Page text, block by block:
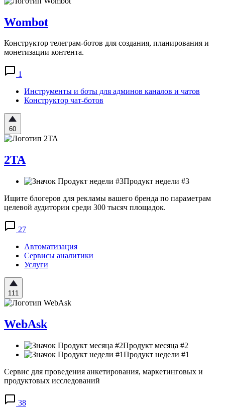
Wombot
Конструктор телеграм-ботов для создания, планирования и
монетизации контента.
1
Инструменты и боты для админов каналов и чатов
Конструктор чат-ботов
60
2TA
Продукт недели #3
Ищите блогеров для рекламы вашего бренда по параметрам
целевой аудитории среди 300 тысяч площадок.
27
Автоматизация
Сервисы аналитики
Услуги
111
WebAsk
Продукт месяца #2
Продукт недели #1
Сервис для проведения анкетирования, маркетинговых и
продуктовых исследований
38